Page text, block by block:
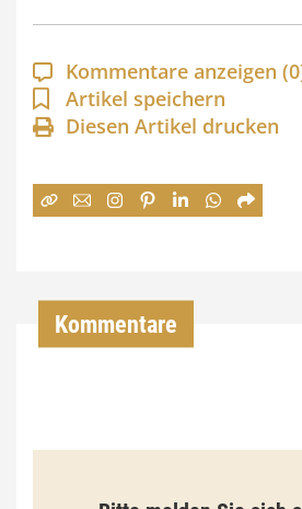
n
e
7
4
s
Kommentare anzeigen
Artikel speichern
Diesen Artikel drucken
Kommentare